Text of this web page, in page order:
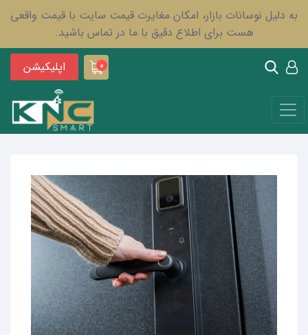
به دلیل نوسانات بازار، امکان مغایرت قیمت سایت با قیمت واقعی
هست برای اطلاع دقیق با ما در تماس باشید.
0 اپلیکیشن